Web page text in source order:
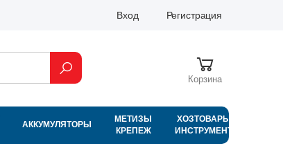
Вход Регистрация
Корзина
АККУМУЛЯТОРЫ
МЕТИЗЫ
КРЕПЕЖ
ХОЗТОВАРЫ
ИНСТРУМЕНТ